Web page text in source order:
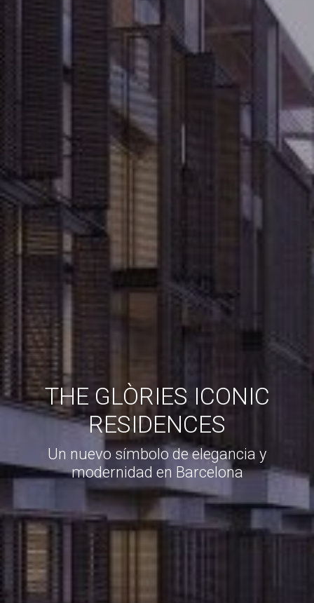
THE GLÒRIES ICONIC
RESIDENCES
Un nuevo símbolo de elegancia y
modernidad en Barcelona
Analíticas y personalización
Permiten realizar el seguimiento y análisis del
comportamiento de los usuarios de este sitio web. La
información recogida mediante este tipo de cookies se
utiliza en la medición de la actividad de la web para la
elaboración de perfiles de navegación de los usuarios con
el fin de introducir mejoras en función del análisis de los
datos de uso que hacen los usuarios del servicio. Permiten
guardar la información de preferencia del usuario para
mejorar la calidad de nuestros servicios y para ofrecer una
mejor experiencia a través de productos recomendados.
Marketing y publicidad
Estas cookies son utilizadas para almacenar información
sobre las preferencias y elecciones personales del usuario
a través de la observación continuada de sus hábitos de
navegación. Gracias a ellas, podemos conocer los hábitos
de navegación en el sitio web y mostrar publicidad
relacionada con el perfil de navegación del usuario.